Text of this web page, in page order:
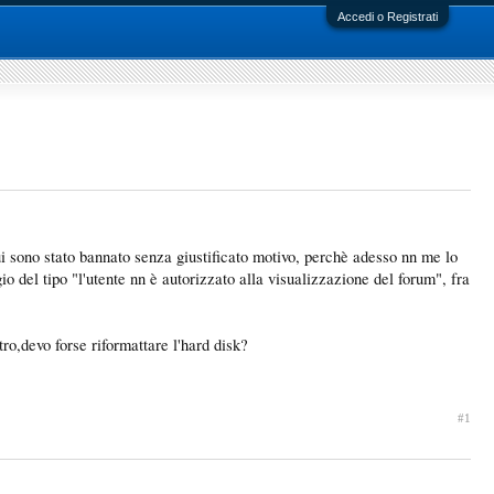
Accedi o Registrati
stato bannato senza giustificato motivo, perchè adesso nn me lo
del tipo "l'utente nn è autorizzato alla visualizzazione del forum", fra
forse riformattare l'hard disk?
#1